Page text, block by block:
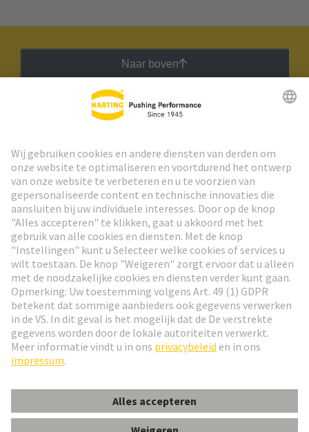
Naar boven
Ga naar registratie
Social Media
Nederlands
© HARTING Technology Group